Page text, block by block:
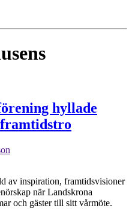
hyllade
inspiration, framtidsvisioner
när Landskrona
och gäster till sitt vårmöte.